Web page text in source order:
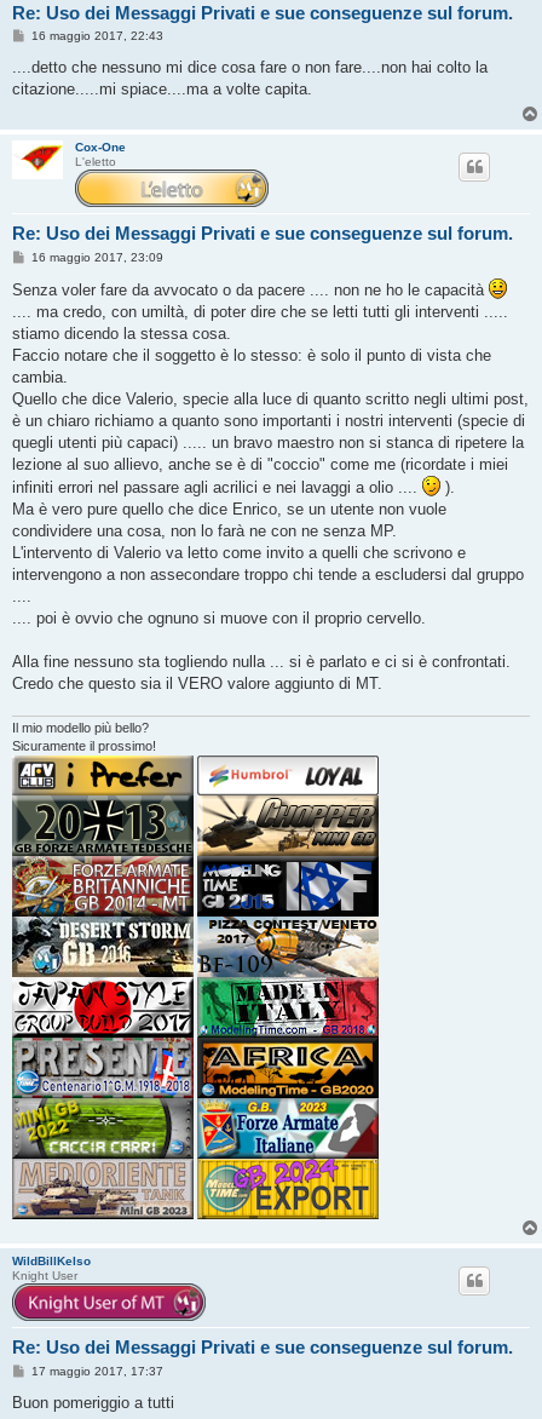
Re: Uso dei Messaggi Privati e sue conseguenze sul forum.
M
a
o
16 maggio 2017, 22:43
....detto che nessuno mi dice cosa fare o non fare....non hai colto la
citazione.....mi spiace....ma a volte capita.
Cox-One
L'eletto
Re: Uso dei Messaggi Privati e sue conseguenze sul forum.
M
s
s
a
g
g
i
o
16 maggio 2017, 23:09
Senza voler fare da avvocato o da pacere .... non ne ho le capacità
.... ma credo, con umiltà, di poter dire che se letti tutti gli interventi .....
stiamo dicendo la stessa cosa.
Faccio notare che il soggetto è lo stesso: è solo il punto di vista che
cambia.
Quello che dice Valerio, specie alla luce di quanto scritto negli ultimi post,
è un chiaro richiamo a quanto sono importanti i nostri interventi (specie di
quegli utenti più capaci) ..... un bravo maestro non si stanca di ripetere la
lezione al suo allievo, anche se è di "coccio" come me (ricordate i miei
infiniti errori nel passare agli acrilici e nei lavaggi a olio ....
).
Ma è vero pure quello che dice Enrico, se un utente non vuole
condividere una cosa, non lo farà ne con ne senza MP.
L'intervento di Valerio va letto come invito a quelli che scrivono e
intervengono a non assecondare troppo chi tende a escludersi dal gruppo
.... poi è ovvio che ognuno si muove con il proprio cervello.
Alla fine nessuno sta togliendo nulla ... si è parlato e ci si è confrontati.
Credo che questo sia il VERO valore aggiunto di MT.
Il mio modello più bello?
Sicuramente il prossimo!
WildBillKelso
Knight User
Re: Uso dei Messaggi Privati e sue conseguenze sul forum.
M
s
17 maggio 2017, 17:37
Buon pomeriggio a tutti